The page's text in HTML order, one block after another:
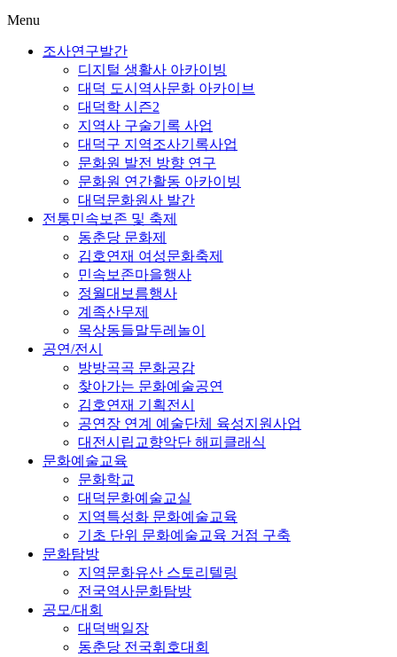
Menu
조사연구발간
디지털 생활사 아카이빙
대덕 도시역사문화 아카이브
대덕학 시즌2
지역사 구술기록 사업
대덕구 지역조사기록사업
문화원 발전 방향 연구
문화원 연간활동 아카이빙
대덕문화원사 발간
전통민속보존 및 축제
동춘당 문화제
김호연재 여성문화축제
민속보존마을행사
정월대보름행사
계족산무제
목상동들말두레놀이
공연/전시
방방곡곡 문화공감
찾아가는 문화예술공연
김호연재 기획전시
공연장 연계 예술단체 육성지원사업
대전시립교향악단 해피클래식
문화예술교육
문화학교
대덕문화예술교실
지역특성화 문화예술교육
기초 단위 문화예술교육 거점 구축
문화탐방
지역문화유산 스토리텔링
전국역사문화탐방
공모/대회
대덕백일장
동춘당 전국휘호대회